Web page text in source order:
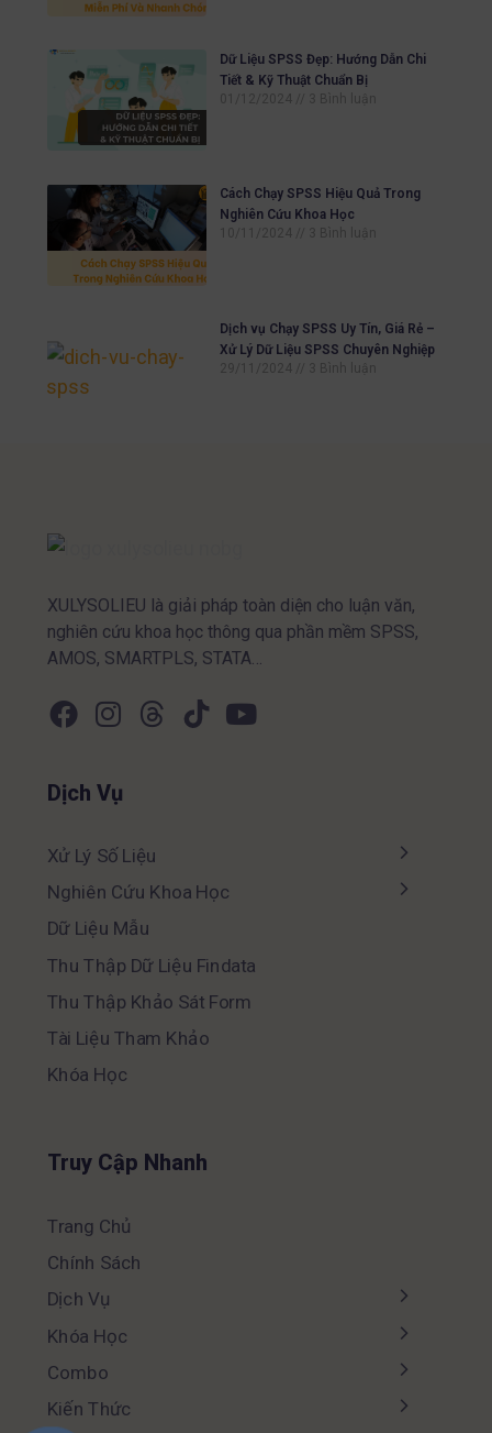
Dữ Liệu SPSS Đẹp: Hướng Dẫn Chi
Tiết & Kỹ Thuật Chuẩn Bị
01/12/2024
3 Bình luận
Cách Chạy SPSS Hiệu Quả Trong
Nghiên Cứu Khoa Học
10/11/2024
3 Bình luận
Dịch vụ Chạy SPSS Uy Tín, Giá Rẻ –
Xử Lý Dữ Liệu SPSS Chuyên Nghiệp
29/11/2024
3 Bình luận
XULYSOLIEU là giải pháp toàn diện cho luận văn,
nghiên cứu khoa học thông qua phần mềm SPSS,
AMOS, SMARTPLS, STATA…
Dịch Vụ
Xử Lý Số Liệu
Nghiên Cứu Khoa Học
Dữ Liệu Mẫu
Thu Thập Dữ Liệu Findata
Thu Thập Khảo Sát Form
Tài Liệu Tham Khảo
Khóa Học
Truy Cập Nhanh
Trang Chủ
Chính Sách
Dịch Vụ
Khóa Học
Combo
Kiến Thức